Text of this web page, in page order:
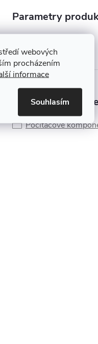
webových
procházením
informace
Souhlasím
Parametry
EAN:
Produkt
Počítačové